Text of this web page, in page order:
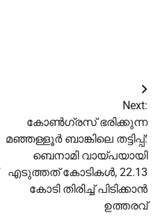
Next:
കോണ്‍ഗ്രസ് ഭരിക്കുന്ന
മഞ്ഞള്ളൂര്‍ ബാങ്കിലെ തട്ടിപ്പ്:
ബെനാമി വായ്പയായി
എടുത്തത് കോടികള്‍, 22.13
കോടി തിരിച്ച്‌ പിടിക്കാൻ
ഉത്തരവ്